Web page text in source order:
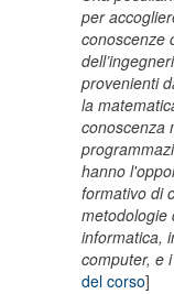
per
conoscenze
provenienti
la
conoscenza
hanno
formativo di
metodologie
informatica,
computer, e
del corso]